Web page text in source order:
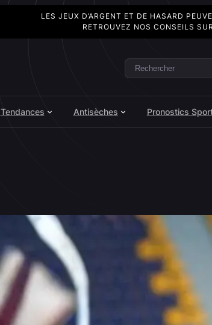
LES JEUX D’ARGENT ET DE HASARD
RETROUVEZ NOS CONSEILS SUR
Rechercher
Tendances Antisèches Pronostics